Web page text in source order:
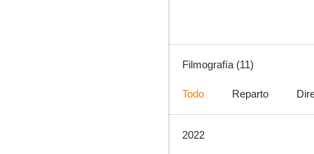
Filmografía (11)
Todo Reparto
2022